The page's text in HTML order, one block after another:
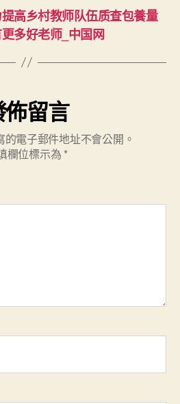
高乡村教师队伍质查包養量
多好老师_中国网
留言
電子郵件地址不會公開。
欄位標示為 *